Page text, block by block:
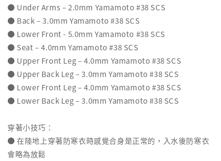
● Under Arms – 2.0mm Yamamoto #38 SCS
● Back – 3.0mm Yamamoto #38 SCS
● Lower Front - 5.0mm Yamamoto #38 SCS
● Seat – 4.0mm Yamamoto #38 SCS
● Upper Front Leg – 4.0mm Yamamoto #38 SCS
● Upper Back Leg – 3.0mm Yamamoto #38 SCS
● Lower Front Leg – 4.0mm Yamamoto #38 SCS
● Lower Back Leg – 3.0mm Yamamoto #38 SCS
穿著小技巧：
● 在陸地上穿著防寒衣時感覺合身是正常的，入水後防寒衣
會略為放鬆